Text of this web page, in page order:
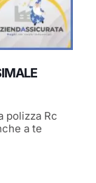
polizza Rc
a te